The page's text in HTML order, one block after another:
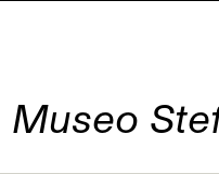
Museo